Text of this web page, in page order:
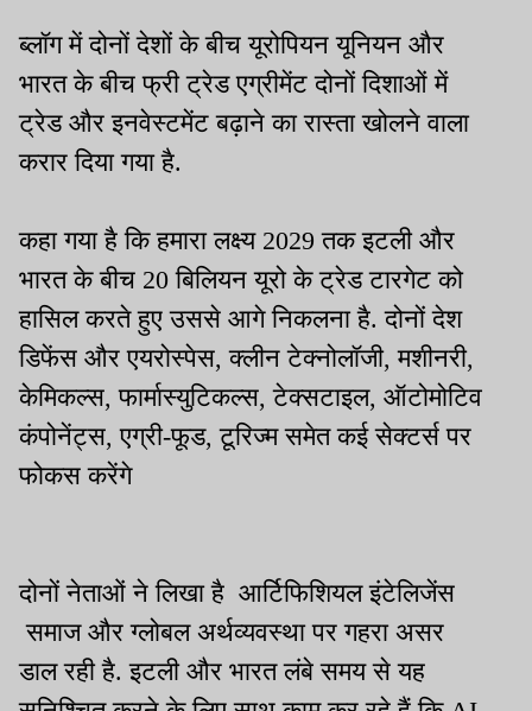
ब्लॉग में दोनों देशों के बीच यूरोपियन यूनियन और
भारत के बीच फ्री ट्रेड एग्रीमेंट दोनों दिशाओं में
ट्रेड और इनवेस्टमेंट बढ़ाने का रास्ता खोलने वाला
करार दिया गया है.
कहा गया है कि हमारा लक्ष्य 2029 तक इटली और
भारत के बीच 20 बिलियन यूरो के ट्रेड टारगेट को
हासिल करते हुए उससे आगे निकलना है. दोनों देश
डिफेंस और एयरोस्पेस, क्लीन टेक्नोलॉजी, मशीनरी,
केमिकल्स, फार्मास्युटिकल्स, टेक्सटाइल, ऑटोमोटिव
कंपोनेंट्स, एग्री-फूड, टूरिज्म समेत कई सेक्टर्स पर
फोकस करेंगे
दोनों नेताओं ने लिखा है आर्टिफिशियल इंटेलिजेंस
समाज और ग्लोबल अर्थव्यवस्था पर गहरा असर
डाल रही है. इटली और भारत लंबे समय से यह